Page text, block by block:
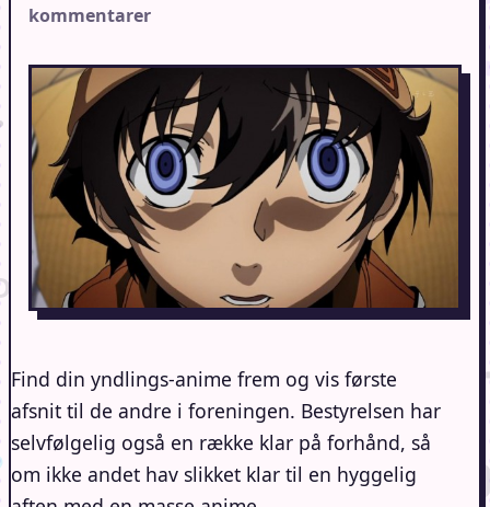
kommentarer
Find din yndlings-anime frem og vis første
afsnit til de andre i foreningen. Bestyrelsen har
selvfølgelig også en række klar på forhånd, så
om ikke andet hav slikket klar til en hyggelig